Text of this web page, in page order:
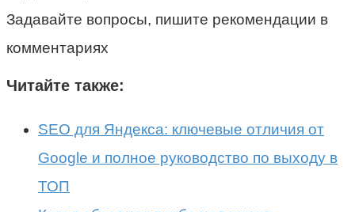
Задавайте вопросы, пишите рекомендации в
комментариях
Читайте также:
SEO для Яндекса: ключевые отличия от
Google и полное руководство по выходу в
ТОП